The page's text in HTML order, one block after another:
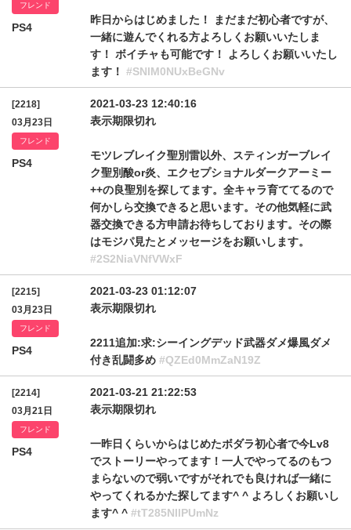
フレンド
PS4
昨日からはじめました！ まだまだ初心者ですが、
一緒に遊んでくれる方よろしくお願いいたしま
す！ ボイチャも可能です！ よろしくお願いいたし
ます！ #SNlM0NUxBeGNv
[2218]
03月23日
フレンド
PS4
2021-03-23 12:40:16
表示期限切れ
モツレブレイク聖別雷以外、スティンガーブレイ
ク聖別酸or炎、エクセプショナルダークアーミー
++の良聖別を探してます。全キャラ育ててるので
何かしら交換できると思います。その他気軽に武
器交換できる方申請お待ちしております。その際
はモジパ見たとメッセージをお願いします。
#2S2NiaVNfVWxF
[2215]
03月23日
フレンド
PS4
2021-03-23 01:12:07
表示期限切れ
2211追加:求:シーイングデッド武器ダメ爆風ダメ
付き乱闘多め #QZEd0MmZaN19Z
[2214]
03月21日
フレンド
PS4
2021-03-21 21:22:53
表示期限切れ
一昨日くらいからはじめたボダラ初心者で今Lv8
でストーリーやってます！一人でやってるのもつ
まらないので弱いですがそれでも良ければ一緒に
やってくれるかた探してます^ ^ よろしくお願いし
ます^ ^ #tT285NllPUmNz